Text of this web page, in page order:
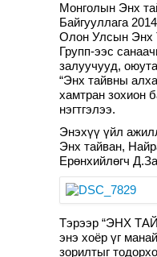
Монголын Энх
Байгууллага
Олон Улсын Энх
Групп-ээс
залуучууд,
“Энх тайвны
хамтран зохион
нэгтгэлээ.
Энэхүү үйл
Энх тайван,
Ерөнхийлөгч
Тэрээр “ЭНХ
энэ хоёр үг
зорилтыг